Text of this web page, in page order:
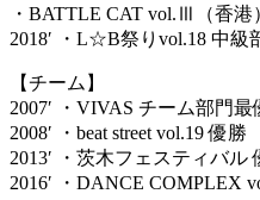
・BATTLE CAT vol.Ⅲ（香港
2018′ ・L☆B祭りvol.18 中級
【チーム】
2007′ ・VIVAS チーム部門最
2008′ ・beat street vol.19 優勝
2013′ ・茨木フェスティバル
2016′ ・DANCE COMPLEX